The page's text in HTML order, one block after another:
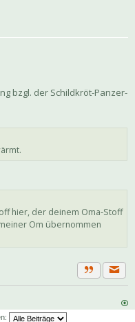
bzgl. der Schildkröt-Panzer-
hier, der deinem Oma-Stoff
Om übernommen
Zitat